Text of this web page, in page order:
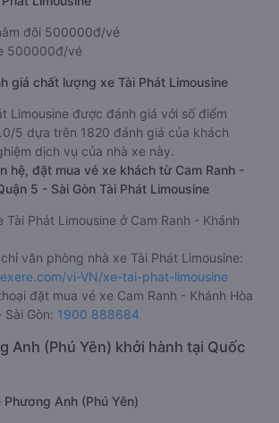
đôi 500000đ/vé
500000đ/vé
giá chất lượng xe Tài Phát Limousine
Limousine được đánh giá với số điểm
5 dựa trên 1820 đánh giá của khách
dịch vụ của nhà xe này.
hệ, đặt mua vé xe khách từ Cam Ranh -
5 - Sài Gòn Tài Phát Limousine
Tài Phát Limousine ở Cam Ranh - Khánh
văn phòng nhà xe Tài Phát Limousine:
vi-VN/xe-tai-phat-limousine
đặt mua vé xe Cam Ranh - Khánh Hòa
Sài Gòn: 1900 888684
Anh (Phú Yên) khởi hành tại Quốc
Phương Anh (Phú Yên)